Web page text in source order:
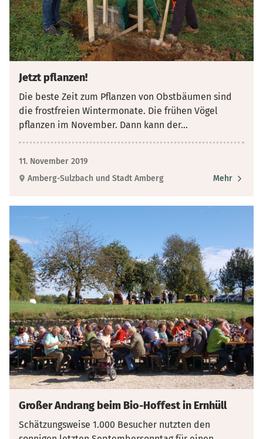
Jetzt pflanzen!
Die beste Zeit zum Pflanzen von Obstbäumen sind
die frostfreien Wintermonate. Die frühen Vögel
pflanzen im November. Dann kann der...
11. November 2019
Amberg-Sulzbach und Stadt Amberg
Mehr
Großer Andrang beim Bio-Hoffest in Ernhüll
Schätzungsweise 1.000 Besucher nutzten den